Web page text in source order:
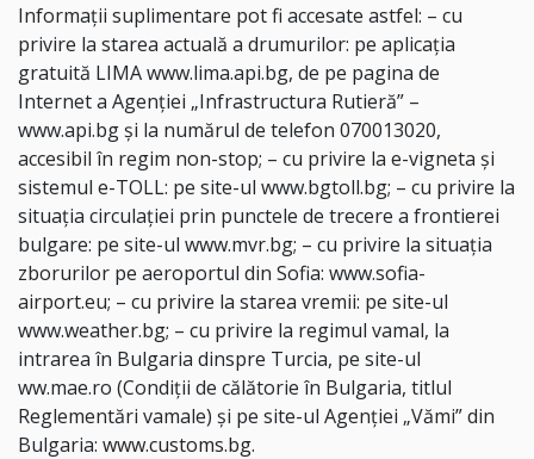
Informaţii suplimentare pot fi accesate astfel: – cu
privire la starea actuală a drumurilor: pe aplicaţia
gratuită LIMA www.lima.api.bg, de pe pagina de
Internet a Agenţiei „Infrastructura Rutieră” –
www.api.bg şi la numărul de telefon 070013020,
accesibil în regim non-stop; – cu privire la e-vigneta şi
sistemul e-TOLL: pe site-ul www.bgtoll.bg; – cu privire la
situaţia circulaţiei prin punctele de trecere a frontierei
bulgare: pe site-ul www.mvr.bg; – cu privire la situaţia
zborurilor pe aeroportul din Sofia: www.sofia-
airport.eu; – cu privire la starea vremii: pe site-ul
www.weather.bg; – cu privire la regimul vamal, la
intrarea în Bulgaria dinspre Turcia, pe site-ul
ww.mae.ro (Condiţii de călătorie în Bulgaria, titlul
Reglementări vamale) şi pe site-ul Agenţiei „Vămi” din
Bulgaria: www.customs.bg.